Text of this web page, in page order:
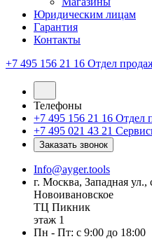
Юридическим лицам
Гарантия
Контакты
+7 495 156 21 16 Отдел
Телефоны
+7 495 156 21 16 Отдел
+7 495 021 43 21
Заказать звонок
Info@ayger.tools
г. Москва, Западная ул.,
Новоивановское
ТЦ Пикник
этаж 1
Пн - Пт: с 9:00 до 18:00